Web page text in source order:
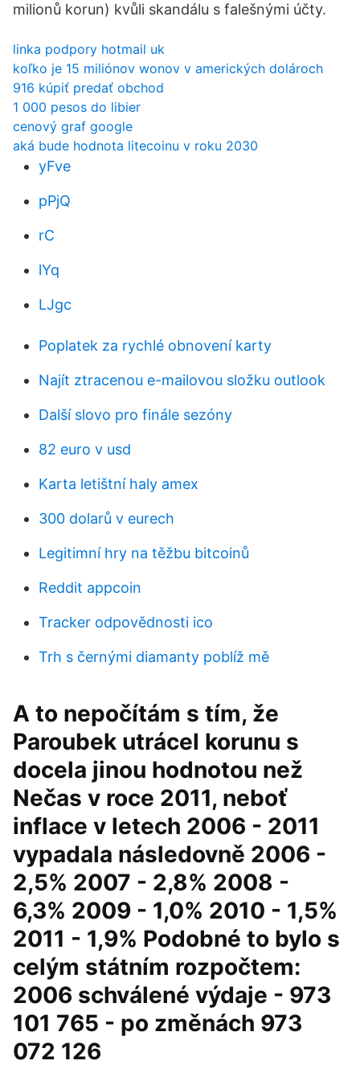
milionů korun) kvůli skandálu s falešnými účty.
linka podpory hotmail uk
koľko je 15 miliónov wonov v amerických dolároch
916 kúpiť predať obchod
1 000 pesos do libier
cenový graf google
aká bude hodnota litecoinu v roku 2030
yFve
pPjQ
rC
lYq
LJgc
Poplatek za rychlé obnovení karty
Najít ztracenou e-mailovou složku outlook
Další slovo pro finále sezóny
82 euro v usd
Karta letištní haly amex
300 dolarů v eurech
Legitimní hry na těžbu bitcoinů
Reddit appcoin
Tracker odpovědnosti ico
Trh s černými diamanty poblíž mě
A to nepočítám s tím, že
Paroubek utrácel korunu s
docela jinou hodnotou než
Nečas v roce 2011, neboť
inflace v letech 2006 - 2011
vypadala následovně 2006 -
2,5% 2007 - 2,8% 2008 -
6,3% 2009 - 1,0% 2010 - 1,5%
2011 - 1,9% Podobné to bylo s
celým státním rozpočtem:
2006 schválené výdaje - 973
101 765 - po změnách 973
072 126